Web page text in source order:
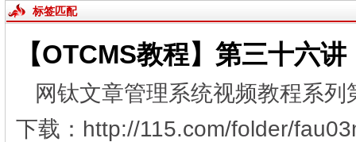
标签匹配
【OTCMS教程】第三十六
网钛文章管理系统视频教程系
下载：http://115.com/folder/